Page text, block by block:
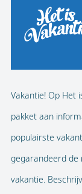
Vakantie! Op Het
pakket aan
populairste
gegarandeerd de
vakantie.